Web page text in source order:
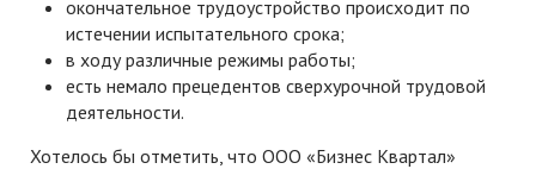
окончательное трудоустройство происходит по
истечении испытательного срока;
в ходу различные режимы работы;
есть немало прецедентов сверхурочной трудовой
деятельности.
Хотелось бы отметить, что ООО «Бизнес Квартал»